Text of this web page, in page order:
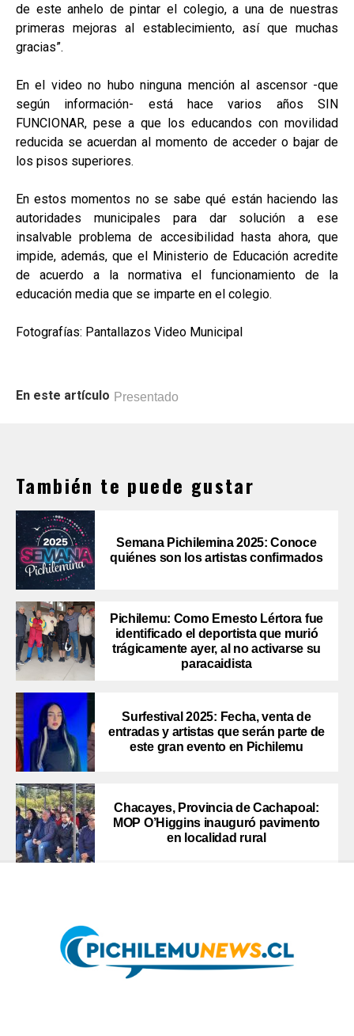
de este anhelo de pintar el colegio, a una de nuestras
primeras mejoras al establecimiento, así que muchas
gracias”.
En el video no hubo ninguna mención al ascensor -que
según información- está hace varios años SIN
FUNCIONAR, pese a que los educandos con movilidad
reducida se acuerdan al momento de acceder o bajar de
los pisos superiores.
En estos momentos no se sabe qué están haciendo las
autoridades municipales para dar solución a ese
insalvable problema de accesibilidad hasta ahora, que
impide, además, que el Ministerio de Educación acredite
de acuerdo a la normativa el funcionamiento de la
educación media que se imparte en el colegio.
Fotografías: Pantallazos Video Municipal
En este artículo Presentado
También te puede gustar
Semana Pichilemina 2025: Conoce
quiénes son los artistas confirmados
Pichilemu: Como Ernesto Lértora fue
identificado el deportista que murió
trágicamente ayer, al no activarse su
paracaidista
Surfestival 2025: Fecha, venta de
entradas y artistas que serán parte de
este gran evento en Pichilemu
Chacayes, Provincia de Cachapoal:
MOP O’Higgins inauguró pavimento
en localidad rural